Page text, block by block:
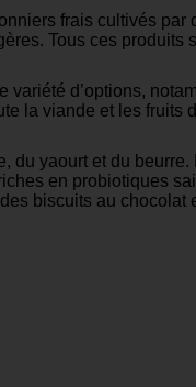
frais cultivés
Tous ces
variété d’options,
la viande et les fruits
du yaourt et du
en probiotiques
biscuits au chocolat